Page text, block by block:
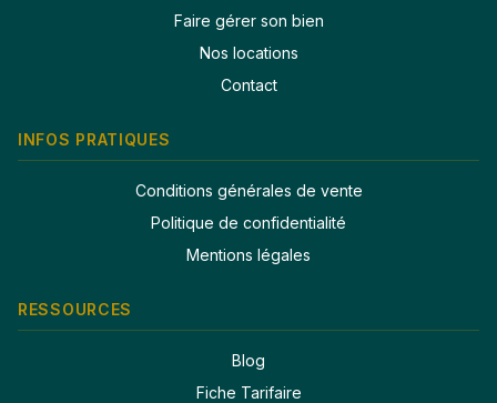
Faire gérer son bien
Nos locations
Contact
INFOS PRATIQUES
Conditions générales de vente
Politique de confidentialité
Mentions légales
RESSOURCES
Blog
Fiche Tarifaire